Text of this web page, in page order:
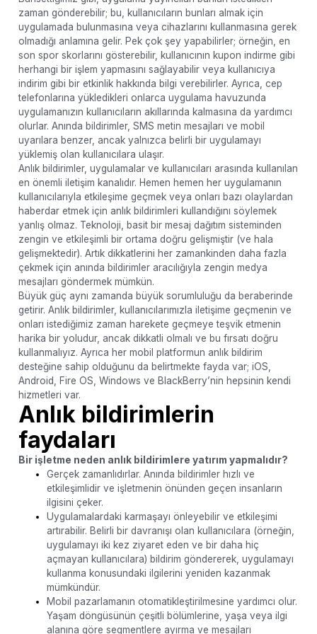
zaman gönderebilir; bu, kullanıcıların bunları almak için
uygulamada bulunmasına veya cihazlarını kullanmasına gerek
olmadığı anlamına gelir. Pek çok şey yapabilirler; örneğin, en
son spor skorlarını gösterebilir, kullanıcının kupon indirme gibi
herhangi bir işlem yapmasını sağlayabilir veya kullanıcıya
indirim gibi bir etkinlik hakkında bilgi verebilirler. Ayrıca, cep
telefonlarına yükledikleri onlarca uygulama havuzunda
uygulamanızın kullanıcıların akıllarında kalmasına da yardımcı
olurlar. Anında bildirimler, SMS metin mesajları ve mobil
uyarılara benzer, ancak yalnızca belirli bir uygulamayı
yüklemiş olan kullanıcılara ulaşır.
Anlık bildirimler, uygulamalar ve kullanıcıları arasında kullanılan
en önemli iletişim kanalıdır. Hemen hemen her uygulamanın
kullanıcılarıyla etkileşime geçmek veya onları bazı olaylardan
haberdar etmek için anlık bildirimleri kullandığını söylemek
yanlış olmaz. Teknoloji, basit bir mesaj dağıtım sisteminden
zengin ve etkileşimli bir ortama doğru gelişmiştir (ve hala
gelişmektedir). Artık dikkatlerini her zamankinden daha fazla
çekmek için anında bildirimler aracılığıyla zengin medya
mesajları göndermek mümkün.
Büyük güç aynı zamanda büyük sorumluluğu da beraberinde
getirir. Anlık bildirimler, kullanıcılarımızla iletişime geçmenin ve
onları istediğimiz zaman harekete geçmeye teşvik etmenin
harika bir yoludur, ancak dikkatli olmalı ve bu fırsatı doğru
kullanmalıyız. Ayrıca her mobil platformun anlık bildirim
desteğine sahip olduğunu da belirtmekte fayda var; iOS,
Android, Fire OS, Windows ve BlackBerry’nin hepsinin kendi
hizmetleri var.
Anlık bildirimlerin
faydaları
Bir işletme neden anlık bildirimlere yatırım yapmalıdır?
Gerçek zamanlıdırlar. Anında bildirimler hızlı ve
etkileşimlidir ve işletmenin önünden geçen insanların
ilgisini çeker.
Uygulamalardaki karmaşayı önleyebilir ve etkileşimi
artırabilir. Belirli bir davranışı olan kullanıcılara (örneğin,
uygulamayı iki kez ziyaret eden ve bir daha hiç
açmayan kullanıcılara) bildirim göndererek, uygulamayı
kullanma konusundaki ilgilerini yeniden kazanmak
mümkündür.
Mobil pazarlamanın otomatikleştirilmesine yardımcı olur.
Yaşam döngüsünün çeşitli bölümlerine, yaşa veya ilgi
alanına göre segmentlere ayırma ve mesajları